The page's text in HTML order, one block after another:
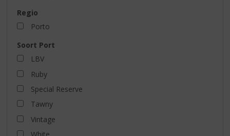
Regio
Porto
Soort Port
LBV
Ruby
Special Reserve
Tawny
Vintage